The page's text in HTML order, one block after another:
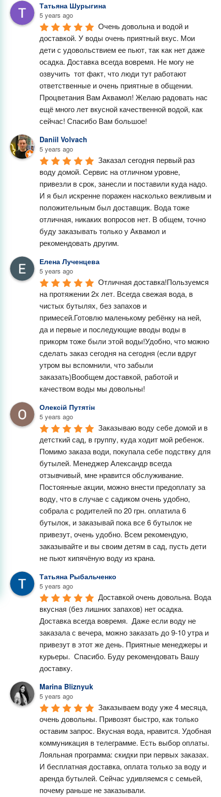
Татьяна Шурыгина
5 years ago
Очень довольна и водой и
доставкой. У воды очень приятный вкус. Мои
дети с удовольствием ее пьют, так как нет даже
осадка. Доставка всегда вовремя. Не могу не
озвучить  тот факт, что люди тут работают
ответственные и очень приятные в общении.
Процветания Вам Аквамол! Желаю радовать нас
ещё много лет вкусной качественной водой, как
сейчас! Спасибо Вам большое!
Daniil Volvach
5 years ago
Заказал сегодня первый раз
воду домой. Сервис на отличном уровне,
привезли в срок, занесли и поставили куда надо.
И я был искренне поражен насколько вежливым и
положительным был доставщик. Вода тоже
отличная, никаких вопросов нет. В общем, точно
буду заказывать только у Аквамол и
рекомендовать другим.
Елена Лученцева
5 years ago
Отличная доставка!Пользуемся
на протяжении 2х лет. Всегда свежая вода, в
чистых бутылях, без запахов и
примесей.Готовлю маленькому ребёнку на ней,
да и первые и последующие вводы воды в
прикорм тоже были этой воды!Удобно, что можно
сделать заказ сегодня на сегодня (если вдруг
утром вы вспомнили, что забыли
заказать)Вообщем доставкой, работой и
качеством воды мы довольны!
Олексій Путятін
5 years ago
Заказываю воду себе домой и в
детсткий сад, в группу, куда ходит мой ребенок.
Помимо заказа води, покупала себе подствку для
бутылей. Менеджер Александр всегда
отзывчивый, мне нравится обслуживание.
Постоянные акции, можно внести предоплату за
воду, что в случае с садиком очень удобно,
собрала с родителей по 20 грн. оплатила 6
бутылок, и заказывай пока все 6 бутылок не
привезут, очень удобно. Всем рекомендую,
заказывайте и вы своим детям в сад, пусть дети
не пьют кипячёную воду из крана.
Татьяна Рыбальченко
5 years ago
Доставкой очень довольна. Вода
вкусная (без лишних запахов) нет осадка.
Доставка всегда вовремя.  Даже если воду не
заказала с вечера, можно заказать до 9-10 утра и
привезут в этот же день. Приятные менеджеры и
курьеры.  Спасибо. Буду рекомендовать Вашу
доставку.
Marina Bliznyuk
5 years ago
Заказываем воду уже 4 месяца,
очень довольны. Привозят быстро, как только
оставим запрос. Вкусная вода, нравится. Удобная
коммуникация в телеграмме. Есть выбор оплаты.
Лояльная программа: скидки при первых заказах.
И бесплатная доставка, оплата только за воду и
аренда бутылей. Сейчас удивляемся с семьей,
почему раньше не заказывали.